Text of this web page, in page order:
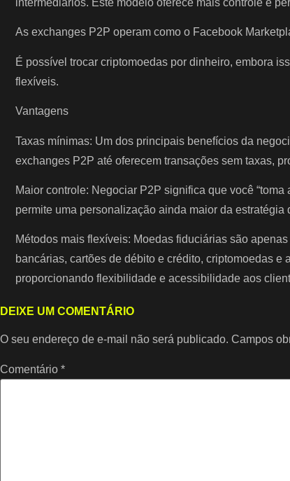
intermediários. Este modelo oferece mais controle e
As exchanges P2P operam como o Facebook
É possível trocar criptomoedas por dinheiro, embora
flexíveis.
Vantagens
Taxas mínimas: Um dos principais benefícios da
exchanges P2P até oferecem transações sem taxas,
Maior controle: Negociar P2P significa que você
permite uma personalização ainda maior da estratégia
Métodos mais flexíveis: Moedas fiduciárias são
bancárias, cartões de débito e crédito, criptomoedas
proporcionando flexibilidade e acessibilidade aos
DEIXE UM COMENTÁRIO
O seu endereço de e-mail não será publicado. Campos
Comentário *